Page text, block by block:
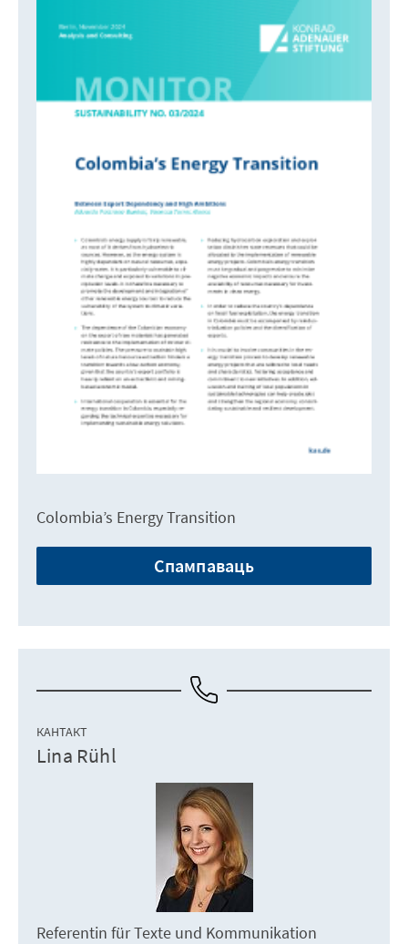
Colombia’s Energy Transition
Спампаваць
КАНТАКТ
Lina Rühl
Referentin für Texte und Kommunikation